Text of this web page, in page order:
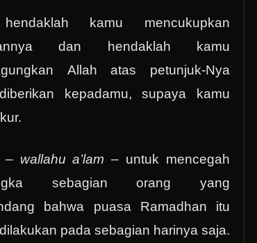
kamu mencukupkan
dan hendaklah kamu
Allah atas petunjuk-Nya
kepadamu, supaya kamu
– wallahu a’lam – untuk mencegah
sebagian orang yang
bahwa puasa Ramadhan itu
pada sebagian harinya saja.